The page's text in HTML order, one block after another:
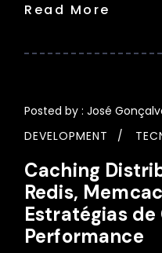
Read More
Posted by : José
DEVELOPMENT
Caching
Redis,
Estratégias
Performance